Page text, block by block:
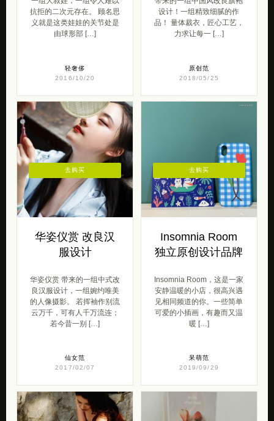
抗拒的二次元存在。 顾名思
义就是这类娃娃的关节处是
由球形部 […]
轻奢侈
2016/10/20
设计！一组精致细腻的作
品！ 量体裁衣，匠心工艺，
力求让每一 […]
原创范
2018/05/25
华姿仪赏 改良汉
服设计
华姿仪赏 带来的一组中式改
良汉服设计，一组婉约唯美
的人像摄影。 若挥袖作别流
云万千，可有人千万流连；
若今昔一别 […]
仙女范
2017/02/07
去购买
Insomnia Room
独立原创设计品牌
Insomnia Room，这是一家
安静温暖的小店，很高兴遇
见相同频道的你。一些简单
可爱的小插画，有趣而又温
暖 […]
呆萌范
2019/09/29
去购买